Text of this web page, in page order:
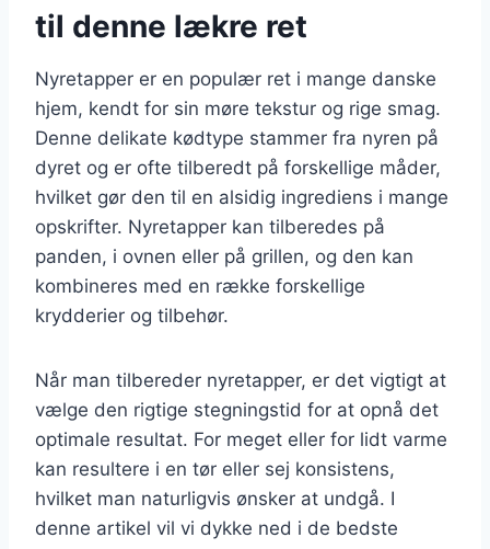
til denne lækre ret
Nyretapper er en populær ret i mange danske
hjem, kendt for sin møre tekstur og rige smag.
Denne delikate kødtype stammer fra nyren på
dyret og er ofte tilberedt på forskellige måder,
hvilket gør den til en alsidig ingrediens i mange
opskrifter. Nyretapper kan tilberedes på
panden, i ovnen eller på grillen, og den kan
kombineres med en række forskellige
krydderier og tilbehør.
Når man tilbereder nyretapper, er det vigtigt at
vælge den rigtige stegningstid for at opnå det
optimale resultat. For meget eller for lidt varme
kan resultere i en tør eller sej konsistens,
hvilket man naturligvis ønsker at undgå. I
denne artikel vil vi dykke ned i de bedste